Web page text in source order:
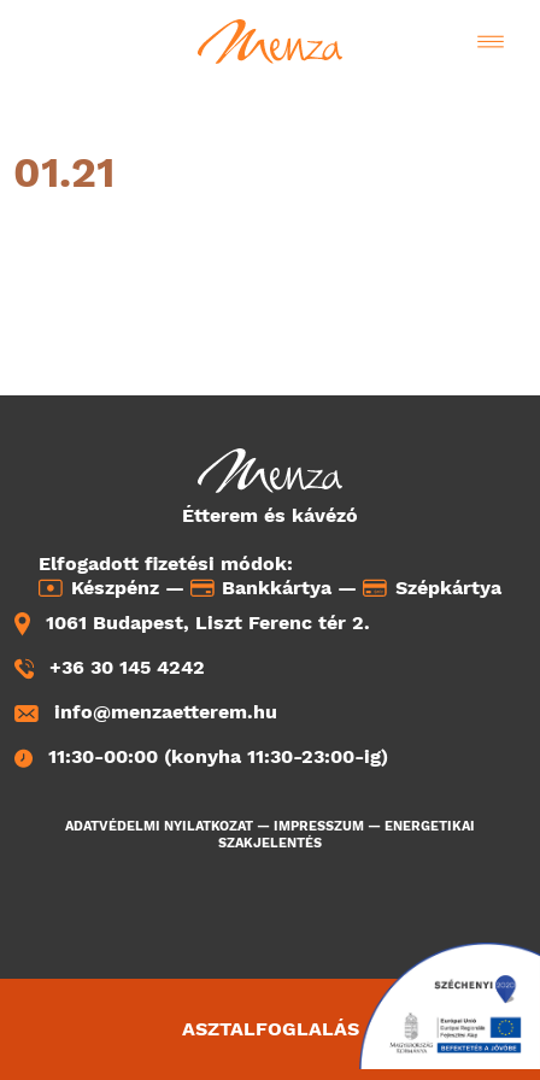
01.21
Étterem és kávézó
Elfogadott fizetési módok:
Készpénz —
Bankkártya —
Szépkártya
1061 Budapest, Liszt Ferenc tér 2.
+36 30 145 4242
info@menzaetterem.hu
11:30-00:00 (konyha 11:30-23:00-ig)
ADATVÉDELMI NYILATKOZAT — IMPRESSZUM — ENERGETIKAI
SZAKJELENTÉS
ASZTALFOGLALÁS